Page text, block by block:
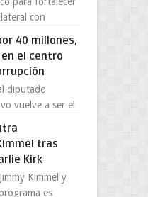
con
comercial
40 millones,
el centro
diputado
vuelve a ser el
por...
tras
Kirk
Kimmel y
es